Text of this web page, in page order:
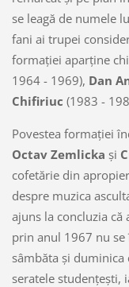
se leagă de numele
fani ai trupei
formaţiei aparţine
1964 - 1969), Dan
Chifiriuc (1983 -
Povestea formaţiei
Octav Zemlicka şi
cofetărie din
despre muzica
ajuns la concluzia că
prin anul 1967 nu se
sâmbăta şi duminica
seratele studenţeşti,